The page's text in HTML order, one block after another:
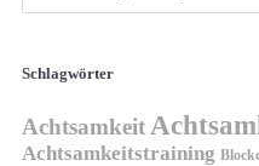
Schlagwörter
Achtsamkeit
Achtsamkeitstraining